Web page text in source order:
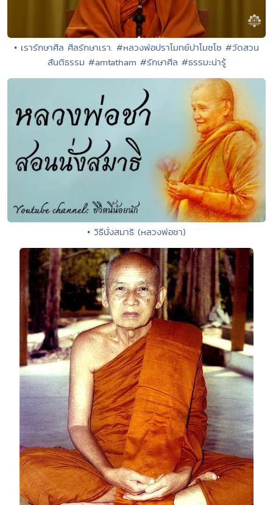
• เรารักษาศีล ศีลรักษาเรา. #หลวงพ่อปราโมทย์ปาโมชโช #วัดสวน
สันติธรรม #amtatham #รักษาศีล #ธรรมะน่ารู้
• วิธีนั่งสมาธิ (หลวงพ่อชา)